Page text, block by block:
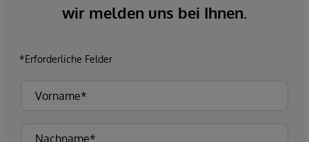
wir melden uns bei Ihnen.
*Erforderliche Felder